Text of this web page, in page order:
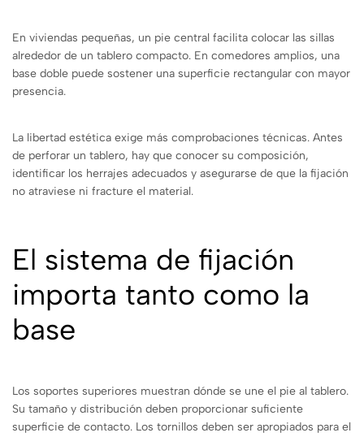
En viviendas pequeñas, un pie central facilita colocar las sillas
alrededor de un tablero compacto. En comedores amplios, una
base doble puede sostener una superficie rectangular con mayor
presencia.
La libertad estética exige más comprobaciones técnicas. Antes
de perforar un tablero, hay que conocer su composición,
identificar los herrajes adecuados y asegurarse de que la fijación
no atraviese ni fracture el material.
El sistema de fijación
importa tanto como la
base
Los soportes superiores muestran dónde se une el pie al tablero.
Su tamaño y distribución deben proporcionar suficiente
superficie de contacto. Los tornillos deben ser apropiados para el